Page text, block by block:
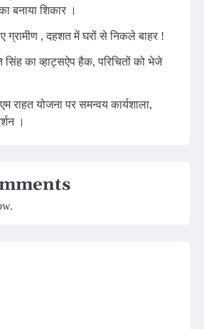
बनाया शिकार ।
, दहशत में घरों से निकले बाहर !
का व्हाट्सऐप हैक, परिचितों को भेजे
राहत योजना पर समन्वय कार्यशाला,
।